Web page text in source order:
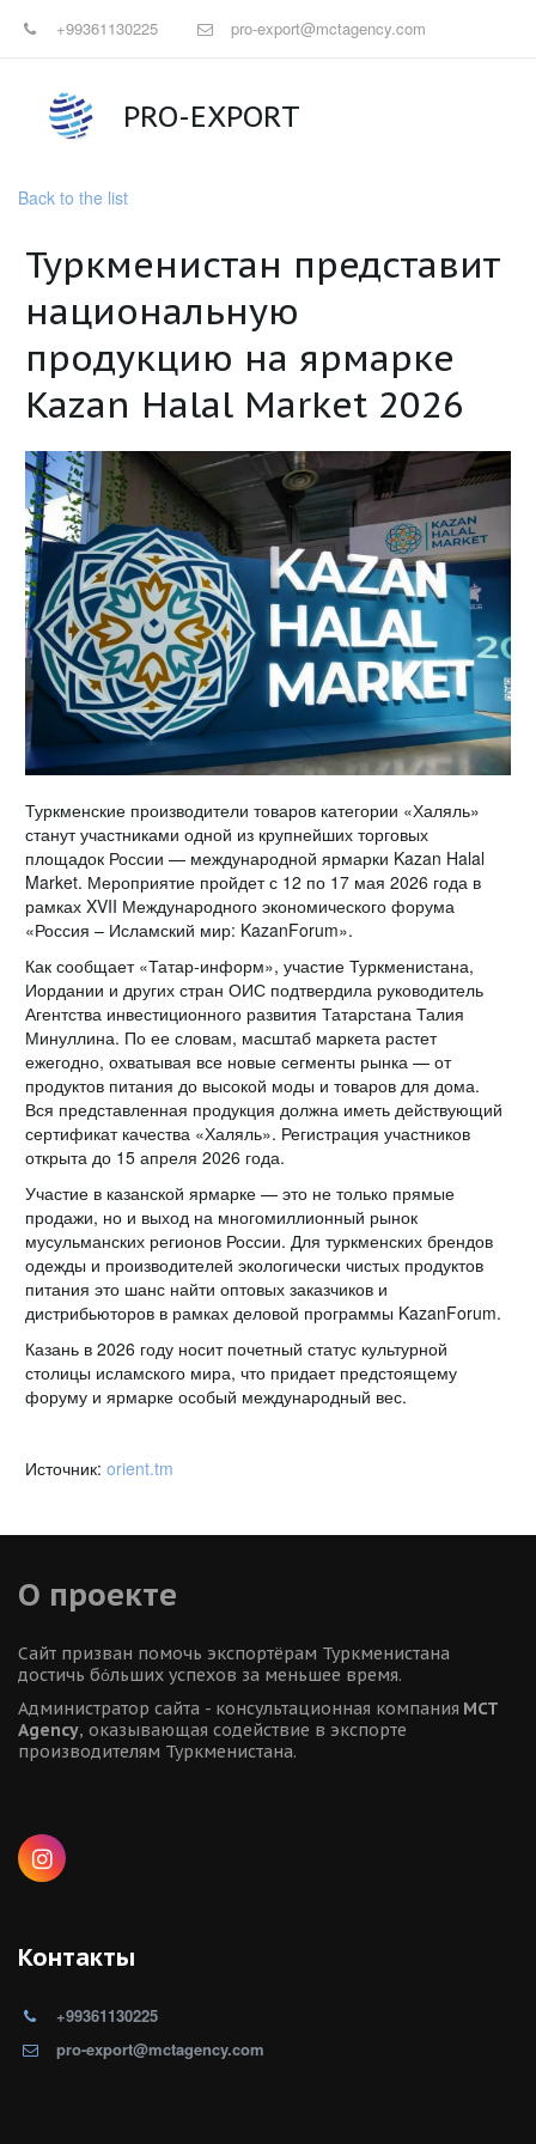
+99361130225 pro-export@mctagency.com
PRO-EXPORT
Back to the list
Туркменистан представит
национальную
продукцию на ярмарке
Kazan Halal Market 2026
Туркменские производители товаров категории «Халяль»
станут участниками одной из крупнейших торговых
площадок России — международной ярмарки Kazan Halal
Market. Мероприятие пройдет с 12 по 17 мая 2026 года в
рамках XVII Международного экономического форума
«Россия – Исламский мир: KazanForum».
Как сообщает «Татар-информ», участие Туркменистана,
Иордании и других стран ОИС подтвердила руководитель
Агентства инвестиционного развития Татарстана Талия
Минуллина. По ее словам, масштаб маркета растет
ежегодно, охватывая все новые сегменты рынка — от
продуктов питания до высокой моды и товаров для дома.
Вся представленная продукция должна иметь действующий
сертификат качества «Халяль». Регистрация участников
открыта до 15 апреля 2026 года.
Участие в казанской ярмарке — это не только прямые
продажи, но и выход на многомиллионный рынок
мусульманских регионов России. Для туркменских брендов
одежды и производителей экологически чистых продуктов
питания это шанс найти оптовых заказчиков и
дистрибьюторов в рамках деловой программы KazanForum.
Казань в 2026 году носит почетный статус культурной
столицы исламского мира, что придает предстоящему
форуму и ярмарке особый международный вес.
Источник: orient.tm
О проекте
Сайт призван помочь экспортёрам Туркменистана
достичь бόльших успехов за меньшее время.
Администратор сайта - консультационная компания MCT
Agency, оказывающая содействие в экспорте
производителям Туркменистана.
Контакты
+99361130225
pro-export@mctagency.com